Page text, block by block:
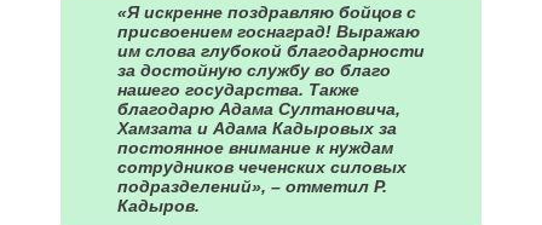
«Я искренне поздравляю бойцов с
присвоением госнаград! Выражаю
им слова глубокой благодарности
за достойную службу во благо
нашего государства. Также
благодарю Адама Султановича,
Хамзата и Адама Кадыровых за
постоянное внимание к нуждам
сотрудников чеченских силовых
подразделений», – отметил Р.
Кадыров.